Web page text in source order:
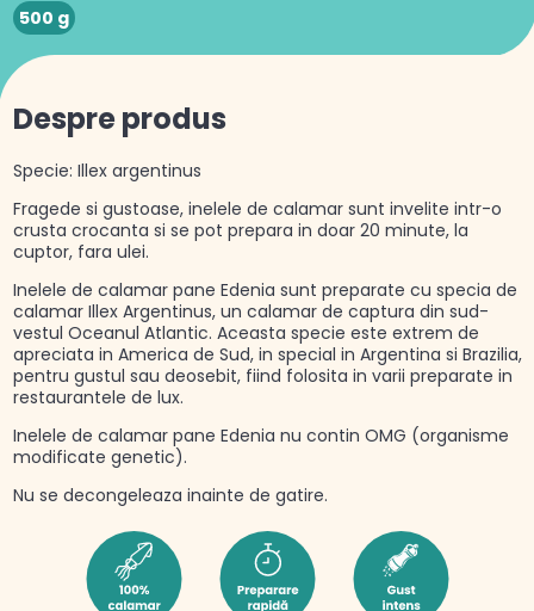
500 g
Despre produs
Specie: Illex argentinus
Fragede si gustoase, inelele de calamar sunt invelite intr-o
crusta crocanta si se pot prepara in doar 20 minute, la
cuptor, fara ulei.
Inelele de calamar pane Edenia sunt preparate cu specia de
calamar Illex Argentinus, un calamar de captura din sud-
vestul Oceanul Atlantic. Aceasta specie este extrem de
apreciata in America de Sud, in special in Argentina si Brazilia,
pentru gustul sau deosebit, fiind folosita in varii preparate in
restaurantele de lux.
Inelele de calamar pane Edenia nu contin OMG (organisme
modificate genetic).
Nu se decongeleaza inainte de gatire.